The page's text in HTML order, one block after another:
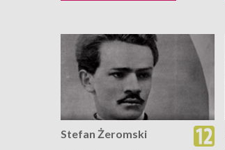
Stefan Żeromski